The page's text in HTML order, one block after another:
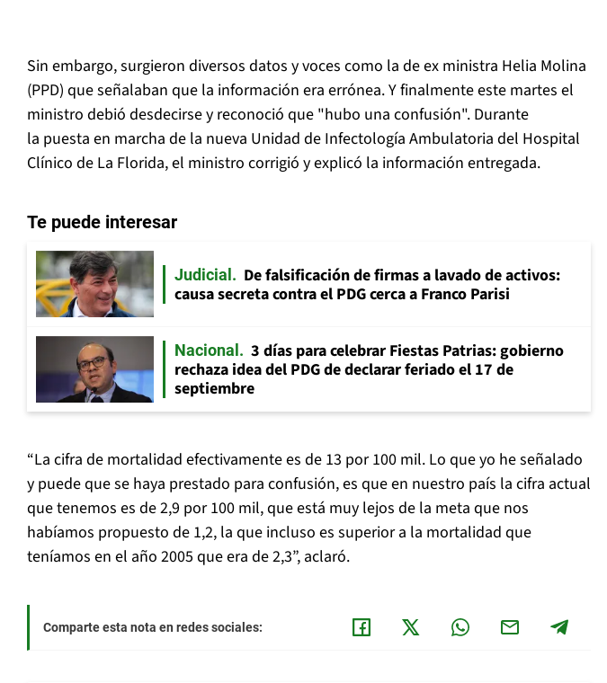
Sin embargo, surgieron diversos datos y voces como la de ex ministra Helia Molina
(PPD) que señalaban que la información era errónea. Y finalmente este martes el
ministro debió desdecirse y reconoció que "hubo una confusión". Durante
la puesta en marcha de la nueva Unidad de Infectología Ambulatoria del Hospital
Clínico de La Florida, el ministro corrigió y explicó la información entregada.
Te puede interesar
Judicial
De falsificación de firmas a lavado de activos:
causa secreta contra el PDG cerca a Franco Parisi
Nacional
3 días para celebrar Fiestas Patrias: gobierno
rechaza idea del PDG de declarar feriado el 17 de
septiembre
“La cifra de mortalidad efectivamente es de 13 por 100 mil. Lo que yo he señalado
y puede que se haya prestado para confusión, es que en nuestro país la cifra actual
que tenemos es de 2,9 por 100 mil, que está muy lejos de la meta que nos
habíamos propuesto de 1,2, la que incluso es superior a la mortalidad que
teníamos en el año 2005 que era de 2,3”, aclaró.
Comparte esta nota en redes sociales: